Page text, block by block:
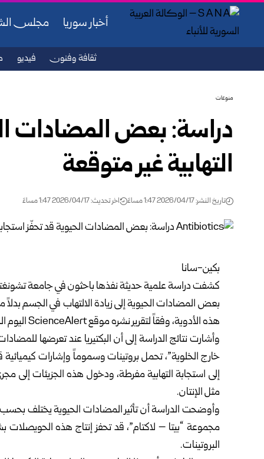
أخبار سوريا مجلس
ثقافة وفنون فيديو
منوعات
دراسة: بعض المضادات
التهابية غير متوقعة
تاريخ النشر: 2026/04/17 1:47 مساءً اخر تحديث: 2026/04/17 1:47 مساءً
بكين-سانا
بعض المضادات الحيوية إلى زيادة الالتهاب في الجسم بدلاً
هذه الأدوية، وفقاً لتقرير نشره موقع ScienceAlert اليوم الجمعة.
وأشارت نتائج الدراسة إلى أن البكتيريا عند تعرضها
خارج الخلوية”، تحمل بروتينات وسموماً وإشارات
إلى استجابة التهابية مفرطة، ودخول هذه الجزيئات إلى
مثل الإنتان.
وأوضحت الدراسة أن تأثير المضادات الحيوية يختلف بحسب
مجموعة “بيتا – لاكتام”، قد تحفز إنتاج هذه
البروتينات.